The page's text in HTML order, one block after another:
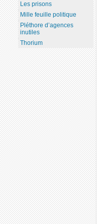
Les prisons
Mille feuille politique
Pléthore d’agences
inutiles
Thorium